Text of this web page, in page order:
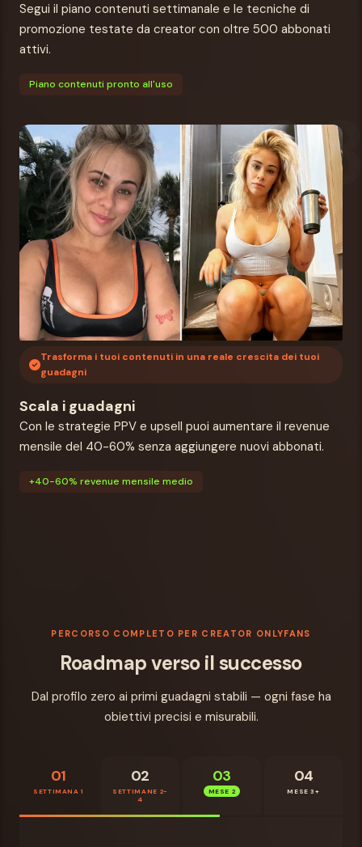
Segui il piano contenuti settimanale e le tecniche di
promozione testate da creator con oltre 500 abbonati
attivi.
Piano contenuti pronto all'uso
Trasforma i tuoi contenuti in una reale crescita dei tuoi
guadagni
Scala i guadagni
Con le strategie PPV e upsell puoi aumentare il revenue
mensile del 40-60% senza aggiungere nuovi abbonati.
+40-60% revenue mensile medio
PERCORSO COMPLETO PER CREATOR ONLYFANS
Roadmap verso il successo
Dal profilo zero ai primi guadagni stabili — ogni fase ha
obiettivi precisi e misurabili.
01
SETTIMANA 1
02
SETTIMANE 2-
4
03
MESE 2
04
MESE 3+